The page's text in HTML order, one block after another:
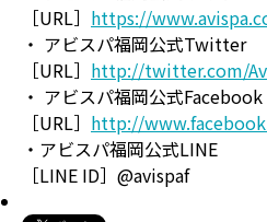
［URL］ https://
・ アビスパ福岡公式Twitter
［URL］ http://twitter.com/
・ アビスパ福岡公式Facebook
［URL］ http://
・アビスパ福岡公式LINE
［LINE ID］@avispaf